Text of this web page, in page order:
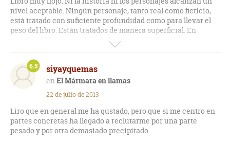
nivel aceptable. Ningún personaje, tanto real como ficticio,
está tratado con suficiente profundidad como para llevar el
peso del libro. Están tratados de manera superficial. En
cuanto a la historia, idem de lo mismo. Ni el contexto
histórico está desarrollado ni la trama del libro nos atrae de
manera apasionada. Solo me ha gustado la época. No había
leído casi nada de los asedios musulmanes de
Constantinopla. Cabe destacar la figura magnífica de León III
el Isáurico.
siyayquemas
El Mármara en llamas
6.5
22 de julio de 2013
Liro que en general me ha gustado, pero que si me centro en
partes concretas ha llegado a reclutarme por una parte
pesado y por otra demasiado precipitado.